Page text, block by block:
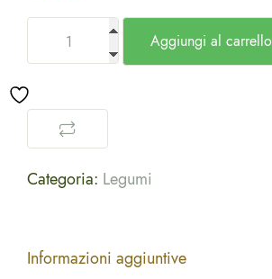
Aggiungi al carrello
Categoria: Legumi
Informazioni aggiuntive